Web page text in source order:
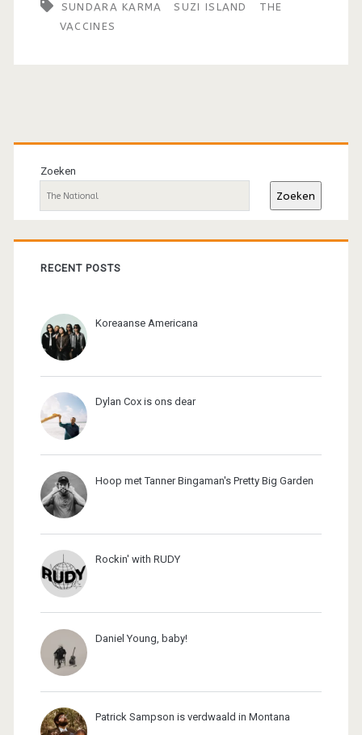
SUNDARA KARMA SUZI ISLAND
THE
VACCINES
Primaire
sidebar
Zoeken
Zoeken
RECENT POSTS
Koreaanse Americana
Dylan Cox is ons dear
Hoop met Tanner Bingaman's Pretty Big Garden
Rockin' with RUDY
Daniel Young, baby!
Patrick Sampson is verdwaald in Montana